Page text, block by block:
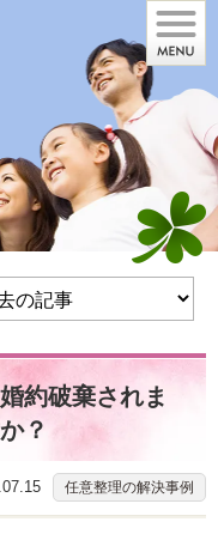
約破棄されま
？
任意整理の解決事例